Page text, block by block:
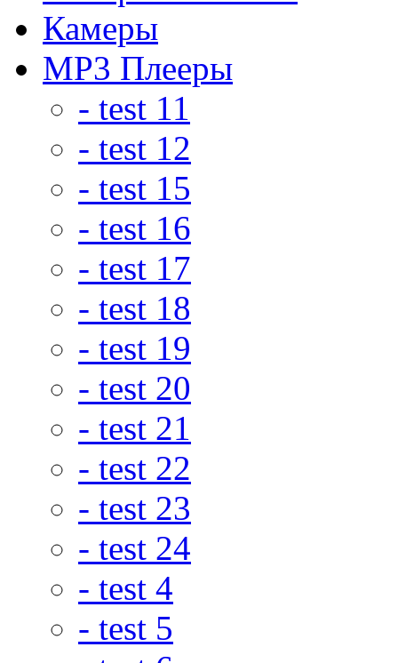
Камеры
MP3 Плееры
- test 11
- test 12
- test 15
- test 16
- test 17
- test 18
- test 19
- test 20
- test 21
- test 22
- test 23
- test 24
- test 4
- test 5